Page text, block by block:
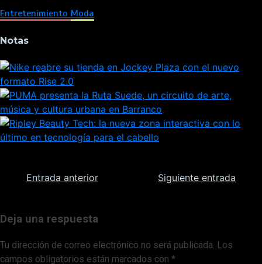
Entretenimiento Moda
Notas
Navegación
entradas
Entrada anterior Siguiente entrada
Deja una respuesta
Tu dirección de correo electrónico no será publicada. Los
campos obligatorios están marcados con *